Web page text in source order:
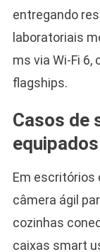
entregando
laboratoriais
ms via Wi-Fi
flagships.
Casos de
Em escritórios
câmera ágil
cozinhas
caixas smart